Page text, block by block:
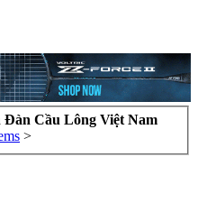
Cầu Lông Việt Nam
>